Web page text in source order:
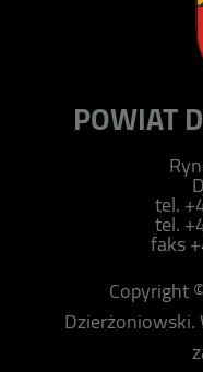
POWIAT
tel.
tel.
faks
Copyright